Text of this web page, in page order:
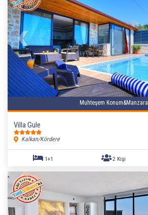
Muhteşem Konum&Manzara
Villa Gule
Kalkan/Kördere